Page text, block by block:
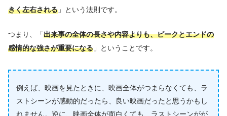
きく左右される 」という法則です。
つまり、「出来事の全体の長さや内容よりも、ピークとエンドの
感情的な強さが重要になる 」ということです。
例えば、映画を見たときに、映画全体がつまらなくても、ラ
ストシーンが感動的だったら、良い映画だったと思うかもし
れません。逆に、映画全体が面白くても、ラストシーンがが